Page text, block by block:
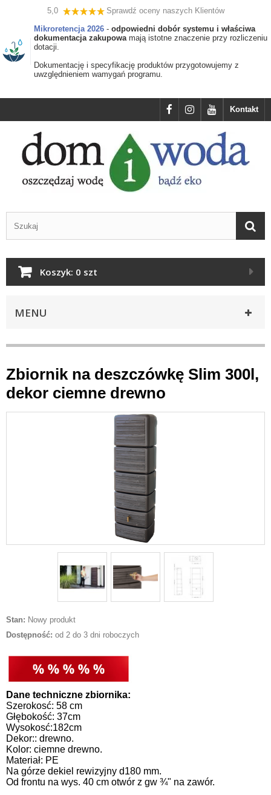
5,0
Sprawdź oceny naszych Klientów
Mikroretencja 2026 - odpowiedni dobór systemu i właściwa
dokumentacja zakupowamają istotne znaczenie przy rozliczeniu
dotacji.
Dokumentację i specyfikację produktów przygotowujemy z
uwzględnieniem wamygań programu.
Kontakt
Koszyk: 0 szt
MENU
Zbiornik na deszczówkę Slim 300l,
dekor ciemne drewno
Stan: Nowy produkt
Dostępność: od 2 do 3 dni roboczych
Dane techniczne zbiornika:
Szerokosć: 58 cm
Głębokość: 37cm
Wysokosć:182cm
Dekor:: drewno.
Kolor: ciemne drewno.
Materiał: PE
Na górze dekiel rewizyjny d180 mm.
Od frontu na wys. 40 cm otwór z gw ¾" na zawór.